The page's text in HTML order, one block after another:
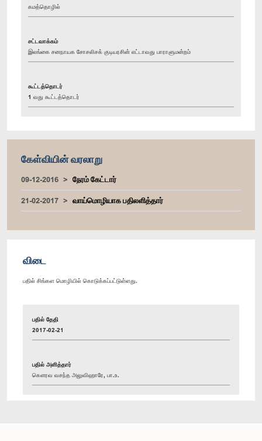
கமத்தொழில்
சட்டவாக்கம்
இலங்கை சனநாயக சோசலிசக் குடியரசின் எட்டாவது பாராளுமன்றம்
கூட்டத்தொடர்
1 வது கூட்டத்தொடர்
கேள்வியின் வரலாறு
09-12-2016
நேரம் கேட்டார்
21-02-2017
வாய்மொழியாக பதிலளித்தார்
விடை
பதில் சிங்கள மொழியில் கொடுக்கப்பட்டுள்ளது.
பதில் தேதி
2017-02-21
பதில் அளித்தார்
கௌரவ வசந்த அலுவிஹாரே, பா.உ.